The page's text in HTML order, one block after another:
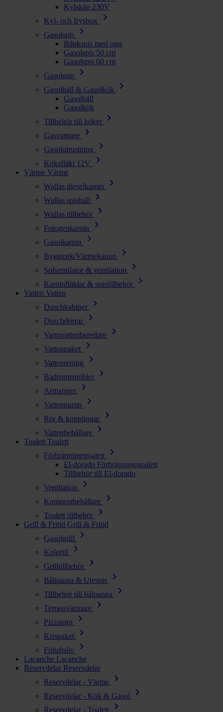
Kylskåp 230V
Kyl- och frysbox
chevron_right
Gasolspis chevron_right
Bänkspis med ugn
Gasolspis 50 cm
Gasolspis 60 cm
Gasolugn
chevron_right
Gasolhäll & Gasolkök chevron_right
Gasolhäll
Gasolkök
Tillbehör till köket
chevron_right
Gasvarnare chevron_right
Gasolutrustning chevron_right
Köksfläkt 12V chevron_right
Värme Värme
Wallas dieselkamin
chevron_right
Wallas spishäll chevron_right
Wallas tillbehör chevron_right
Fotogenkamin chevron_right
Gasolkamin chevron_right
Byggtork/Värmekanon chevron_right
Solventilator & ventilation chevron_right
Kaminfläktar & spistillbehör chevron_right
Vatten Vatten
Duschkabiner
chevron_right
Duschdörrar chevron_right
Varmvattenberedare chevron_right
Vattenpaket chevron_right
Vattenrening chevron_right
Badrumsmöbler chevron_right
Armaturer chevron_right
Vattenpump chevron_right
Rör & kopplingar chevron_right
Vattenbehållare chevron_right
Toalett Toalett
Förbränningstoalett
chevron_right
El-dorado Förbränningstoalett
Tillbehör till El-dorado
Ventilation
chevron_right
Kompostbehållare chevron_right
Toalett tillbehör chevron_right
Grill & Fritid Grill & Fritid
Gasolgrill
chevron_right
Kolgrill chevron_right
Grilltillbehör chevron_right
Bålpanna & Utespis chevron_right
Tillbehör till bålpanna chevron_right
Terrassvärmare chevron_right
Pizzaugn chevron_right
Krispaket chevron_right
Friluftsliv chevron_right
Lacanche Lacanche
Reservdelar Reservdelar
Reservdelar - Värme
chevron_right
Reservdelar - Kök & Gasol chevron_right
Reservdelar - Toalett chevron_right